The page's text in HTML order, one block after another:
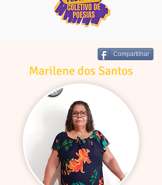
Compartilhar
Marilene dos Santos